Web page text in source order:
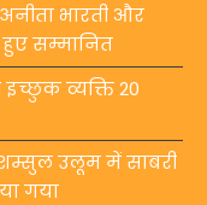
भारती और
सम्मानित
व्यक्ति 20
उलूम में साबरी
गया